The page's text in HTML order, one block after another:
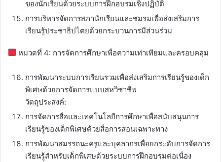
ของนักเรียนด้วยระบบการฝึกอบรมเชิงปฏิบัติ
การบริหารจัดการสภานักเรียนและชมรมเพื่อส่งเสริมการ
เรียนรู้ประชาธิปไตยด้วยกระบวนการมีส่วนร่วม
หมวดที่ 4: การจัดการศึกษาเพื่อความเท่าเทียมและครอบคลุม
การพัฒนาระบบการเรียนรวมเพื่อส่งเสริมการเรียนรู้ของเด็ก
พิเศษด้วยการจัดการแบบสหวิชาชีพ
วัตถุประสงค์:
การจัดการสื่อและเทคโนโลยีการศึกษาเพื่อสนับสนุนการ
เรียนรู้ของเด็กพิเศษด้วยสื่อการสอนเฉพาะทาง
การพัฒนาสมรรถนะครูและบุคลากรเพื่อยกระดับการจัดการ
เรียนรู้สำหรับเด็กพิเศษด้วยระบบการฝึกอบรมต่อเนื่อง